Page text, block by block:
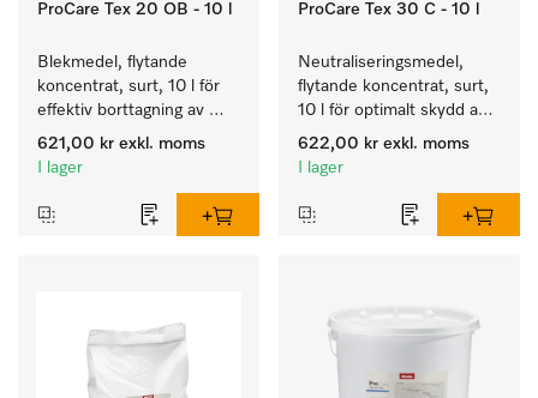
ProCare Tex 20 OB - 10 l
Blekmedel, flytande
koncentrat, surt, 10 l för
effektiv borttagning av
envisa fläckar.
621,00 kr exkl. moms
I lager
ProCare Tex 30 C - 10 l
Neutraliseringsmedel,
flytande koncentrat, surt,
10 l för optimalt skydd av
textilierna tack vare
pålitlig neutralisering.
622,00 kr exkl. moms
I lager